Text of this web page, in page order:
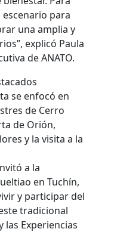
para
una amplia y
explicó Paula
de ANATO.
se enfocó en
de Cerro
de Orión,
y la visita a la
a la
en Tuchín,
y participar del
tradicional
las Experiencias